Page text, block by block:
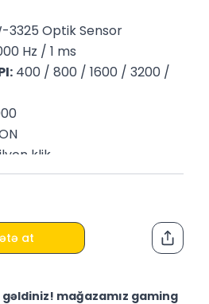
3325 Optik Sensor
Hz / 1 ms
400 / 800 / 1600 / 3200 /
klik
bilən
at
mağazamız gaming